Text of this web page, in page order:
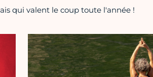
qui valent le coup toute l'année !